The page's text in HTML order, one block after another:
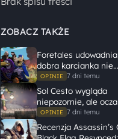
ZOBACZ TAKŻE
Foretales
dobra karcianka nie
potrzebuje wielkiego
świata, żeby
dużą historię
OPINIE 7 dni temu
Sol Cesto wygląda
niepozornie, ale
gameplayem
OPINIE 7 dni temu
Recenzja Assassin’s